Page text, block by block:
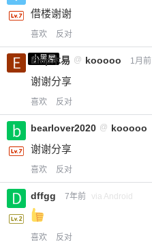
借楼谢谢
喜欢 反对
小黑屋
Emp木易 @ kooooo 1月前
谢谢分享
喜欢 反对
bearlover2020 @ kooooo
谢谢分享
喜欢 反对
dffgg 7年前 via Android
喜欢 反对